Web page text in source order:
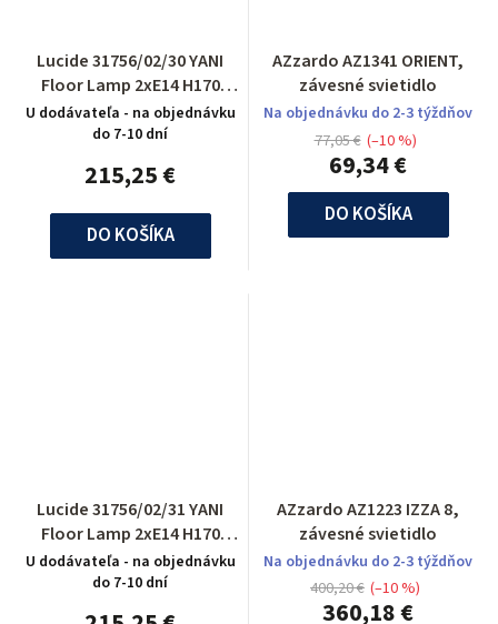
Lucide 31756/02/30 YANI
Floor Lamp 2xE14 H170
D40cm Black
U dodávateľa - na objednávku
do 7-10 dní
215,25 €
DO KOŠÍKA
AZzardo AZ1341 ORIENT,
závesné svietidlo
Na objednávku do 2-3 týždňov
69,34 €
77,05 € (–10 %)
DO KOŠÍKA
Lucide 31756/02/31 YANI
Floor Lamp 2xE14 H170
D40cm White
U dodávateľa - na objednávku
do 7-10 dní
AZzardo AZ1223 IZZA 8,
závesné svietidlo
Na objednávku do 2-3 týždňov
360,18 €
400,20 € (–10 %)